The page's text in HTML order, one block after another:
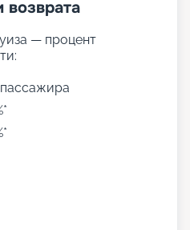
разнообразием и
и Сальвадора до
сайте можно
собрали для вас все
круизов, схемы
кают, фото
отдых в мире! Для
места,
— процент